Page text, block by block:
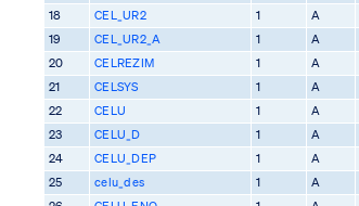
18
CEL_UR2 1 A
19
CEL_UR2_A 1 A
20
CELREZIM 1 A
21
CELSYS 1 A
22
CELU 1 A
23
CELU_D 1 A
24
CELU_DEP 1 A
25
celu_des 1 A